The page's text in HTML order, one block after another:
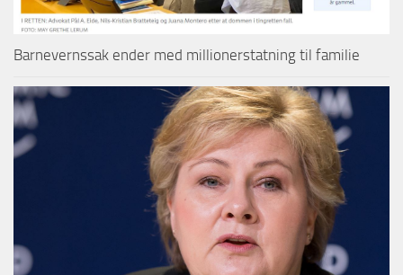
Barnevernssak ender med millionerstatning til familie